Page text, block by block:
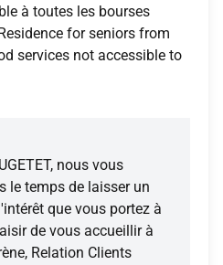
à toutes les bourses
for seniors from
services not accessible to
nous vous
le temps de laisser un
que vous portez à
de vous accueillir à
Relation Clients